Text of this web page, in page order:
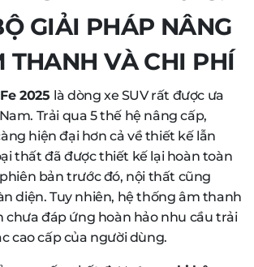
GIẢI PHÁP NÂNG
THANH VÀ CHI PHÍ
2025 là dòng xe SUV rất được ưa
Trải qua 5 thế hệ nâng cấp,
hiện đại hơn cả về thiết kế lẫn
thất đã được thiết kế lại hoàn toàn
bản trước đó, nội thất cũng
diện. Tuy nhiên, hệ thống âm thanh
chưa đáp ứng hoàn hảo nhu cầu trải
cao cấp của người dùng.